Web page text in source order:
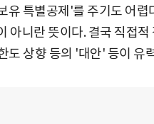
특별공제'를 주기도 어렵
아니란 뜻이다. 결국 직접
도 상향 등의 '대안' 등이 유